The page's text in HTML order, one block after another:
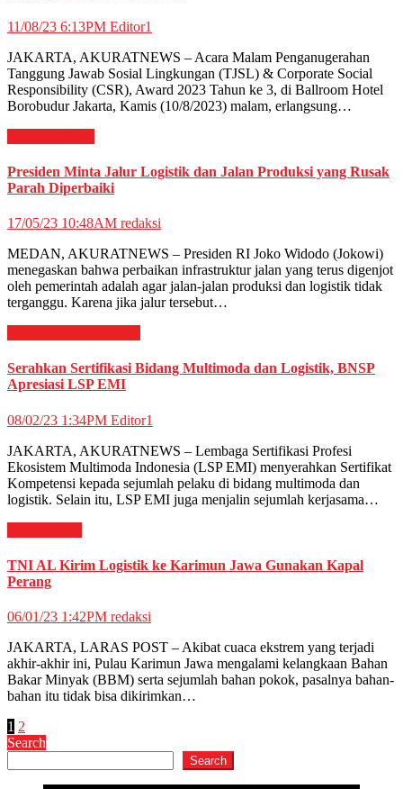
11/08/23 6:13PM Editor1
JAKARTA, AKURATNEWS – Acara Malam Penganugerahan
Tanggung Jawab Sosial Lingkungan (TJSL) & Corporate Social
Responsibility (CSR), Award 2023 Tahun ke 3, di Ballroom Hotel
Borobudur Jakarta, Kamis (10/8/2023) malam, erlangsung…
Presiden Minta Jalur Logistik dan Jalan Produksi yang Rusak
Parah Diperbaiki
17/05/23 10:48AM redaksi
MEDAN, AKURATNEWS – Presiden RI Joko Widodo (Jokowi)
menegaskan bahwa perbaikan infrastruktur jalan yang terus digenjot
oleh pemerintah adalah agar jalan-jalan produksi dan logistik tidak
terganggu. Karena jika jalur tersebut…
Serahkan Sertifikasi Bidang Multimoda dan Logistik, BNSP
Apresiasi LSP EMI
08/02/23 1:34PM Editor1
JAKARTA, AKURATNEWS – Lembaga Sertifikasi Profesi
Ekosistem Multimoda Indonesia (LSP EMI) menyerahkan Sertifikat
Kompetensi kepada sejumlah pelaku di bidang multimoda dan
logistik. Selain itu, LSP EMI juga menjalin sejumlah kerjasama…
TNI AL Kirim Logistik ke Karimun Jawa Gunakan Kapal
Perang
06/01/23 1:42PM redaksi
JAKARTA, LARAS POST – Akibat cuaca ekstrem yang terjadi
akhir-akhir ini, Pulau Karimun Jawa mengalami kelangkaan Bahan
Bakar Minyak (BBM) serta sejumlah bahan pokok, pasalnya bahan-
bahan itu tidak bisa dikirimkan…
Posts
pagination
1 2
Search
Search